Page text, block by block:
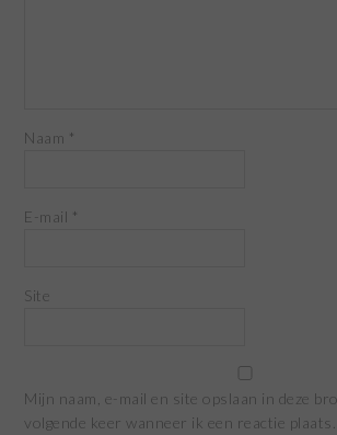
Naam *
E-mail *
Site
Mijn naam, e-mail en site opslaan in deze
volgende keer wanneer ik een reactie plaats.